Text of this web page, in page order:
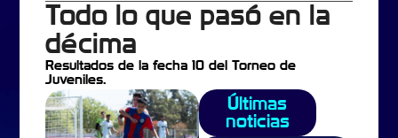
Todo lo que pasó en la
décima
Resultados de la fecha 10 del Torneo de
Juveniles.
Últimas
noticias